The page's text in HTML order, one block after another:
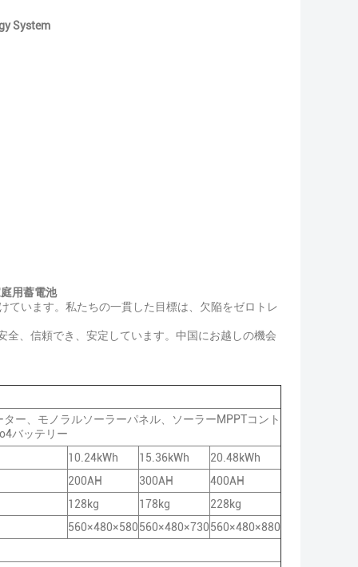
System
用蓄電池
ています。私たちの一貫した目標は、欠陥をゼロトレ
、信頼でき、安定しています。中国にお越しの機会
ター、モノラルソーラーパネル、ソーラーMPPTコント
バッテリー
10.24kWh 15.36kWh
20.48kWh
200AH 300AH
400AH
128kg 178kg
228kg
560×480×580560×480×730560×480×880